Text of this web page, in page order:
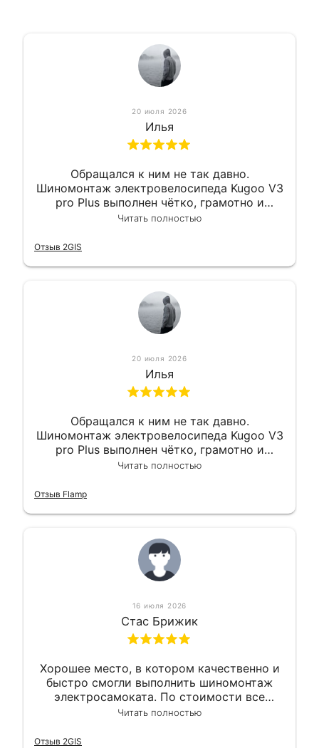
20 июля 2026
Илья
Обращался к ним не так давно.
Шиномонтаж электровелосипеда Kugoo V3
pro Plus выполнен чётко, грамотно и
квалифицированно. Всё сделано
Читать полностью
Отзыв 2GIS
20 июля 2026
Илья
Обращался к ним не так давно.
Шиномонтаж электровелосипеда Kugoo V3
pro Plus выполнен чётко, грамотно и
квалифицированно. Всё сделано
Читать полностью
Отзыв Flamp
16 июля 2026
Стас Брижик
Хорошее место, в котором качественно и
быстро смогли выполнить шиномонтаж
электросамоката. По стоимости все
вышло вообще приемлемо хочу сказать.
Читать полностью
Отзыв 2GIS